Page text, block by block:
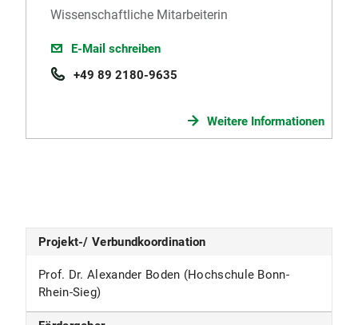
Wissenschaftliche Mitarbeiterin
E-Mail schreiben
+49 89 2180-9635
Weitere Informationen
Projekt-/ Verbundkoordination
Prof. Dr. Alexander Boden (Hochschule Bonn-
Rhein-Sieg)